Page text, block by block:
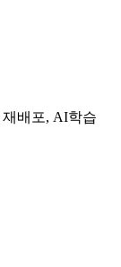
배포, AI학습